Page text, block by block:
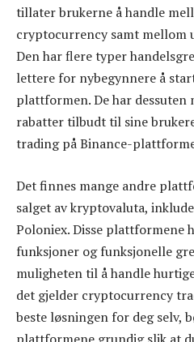
tillater brukerne å handle
cryptocurrency samt mellom
Den har flere typer
lettere for nybegynnere å
plattformen. De har dessuten
rabatter tilbudt til sine
trading på Binance-
Det finnes mange andre
salget av kryptovaluta,
Poloniex. Disse plattformene
funksjoner og funksjonelle
muligheten til å handle
det gjelder cryptocurrency
beste løsningen for deg selv,
plattformene grundig slik at